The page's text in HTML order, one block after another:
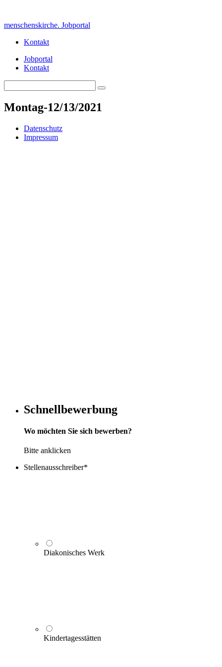
content
menschenskirche. Jobportal
Kontakt
Jobportal
Kontakt
for:
Search
Montag-12/13/2021
Datenschutz
Impressum
Schnellbewerbung
Wo möchten Sie sich bewerben?
Bitte anklicken
Stellenausschreiber*
Diakonisches Werk
Kindertagesstätten